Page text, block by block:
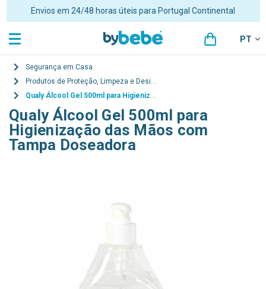
Envios em 24/48 horas úteis para Portugal Continental
PT
Segurança em Casa
Produtos de Proteção, Limpeza e Desinfeção
Qualy Álcool Gel 500ml para Higienização das Mãos com Tampa Doseadora
Qualy Álcool Gel 500ml para
Higienização das Mãos com
Tampa Doseadora